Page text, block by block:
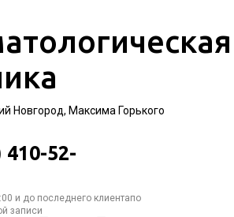
Новгород, Максима Горького
410-52-
и до последнего клиентапо
записи